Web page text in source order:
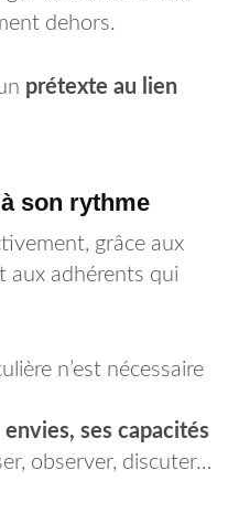
dehors.
prétexte au lien
son rythme
grâce aux
aux adhérents qui
n’est nécessaire
envies, ses capacités
observer, discuter…